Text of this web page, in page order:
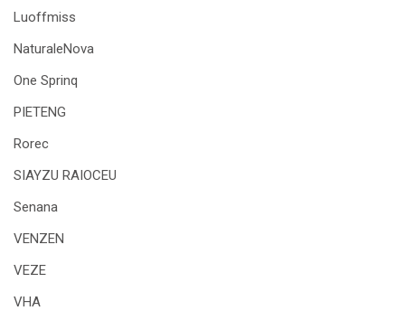
Luoffmiss
NaturaleNova
One Sprinq
PIETENG
Rorec
SIAYZU RAIOCEU
Senana
VENZEN
VEZE
VHA